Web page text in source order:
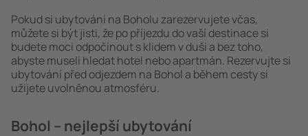
Pokud si ubytování na Boholu zarezervujete včas,
můžete si být jisti, že po příjezdu do vaší destinace si
budete moci odpočinout s klidem v duši a bez toho,
abyste museli hledat hotel nebo apartmán. Rezervujte si
ubytování před odjezdem na Bohol a během cesty si
užijete uvolněnou atmosféru.
Bohol – nejlepší ubytování